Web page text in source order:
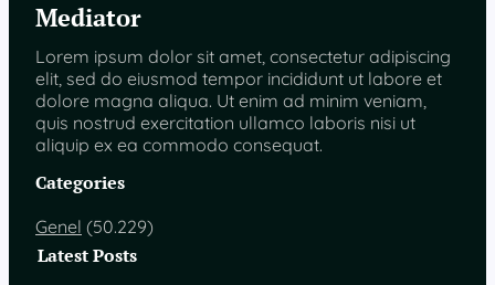
Mediator
Lorem ipsum dolor sit amet, consectetur adipiscing
elit, sed do eiusmod tempor incididunt ut labore et
dolore magna aliqua. Ut enim ad minim veniam,
quis nostrud exercitation ullamco laboris nisi ut
aliquip ex ea commodo consequat.
Categories
Genel (50.229)
Latest Posts